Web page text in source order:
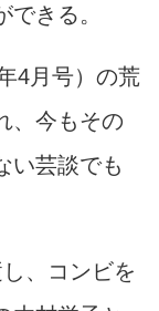
きる。
4月号）の荒
、今もその
い芸談でも
、コンビを